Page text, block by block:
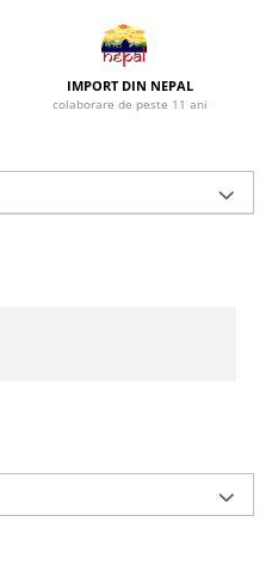
IMPORT DIN NEPAL
colaborare de peste 11 ani